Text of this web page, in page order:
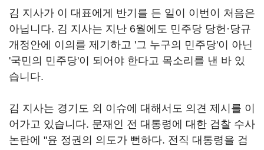
김 지사가 이 대표에게 반기를 든 일이 이번이 처음은
아닙니다. 김 지사는 지난 6월에도 민주당 당헌·당규
개정안에 이의를 제기하고 '그 누구의 민주당'이 아닌
'국민의 민주당'이 되어야 한다고 목소리를 낸 바 있
습니다.
김 지사는 경기도 외 이슈에 대해서도 의견 제시를 이
어가고 있습니다. 문재인 전 대통령에 대한 검찰 수사
논란에 "윤 정권의 의도가 뻔하다. 전직 대통령을 검